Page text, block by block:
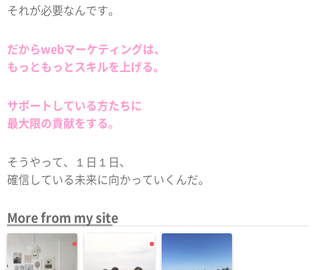
それが必要なんです。
だからwebマーケティングは、
もっともっとスキルを上げる。
サポートしている方たちに
最大限の貢献をする。
そうやって、１日１日、
確信している未来に向かっていくんだ。
More from my site